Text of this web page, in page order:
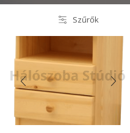
Szűrők